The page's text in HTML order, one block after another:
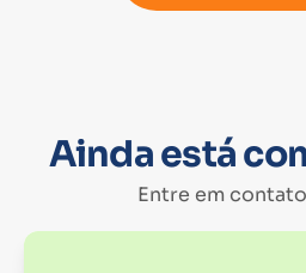
Ainda está
Entre em